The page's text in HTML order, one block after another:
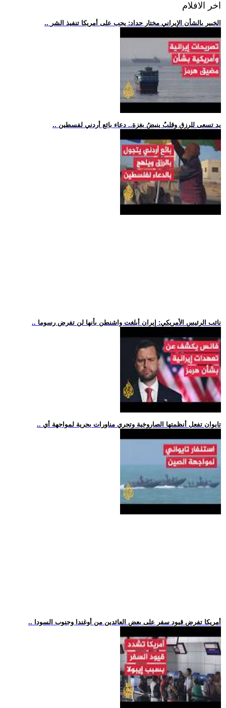
اخر الافلام
.. الخبير بالشأن الإيراني مختار حداد: يجب على أمريكا تنفيذ الشر
.. يد تسعى للرزق وقلبٌ ينبضُ بغزة.. دعاء بائع أردني لفسطين
.. نائب الرئيس الأمريكي: إيران أبلغت واشنطن بأنها لن تفرض رسوما
.. تايوان تفعل أنظمتها الصاروخية وتجري مناورات بحرية لمواجهة أي
.. أمريكا تفرض قيود سفر على بعض العائدين من أوغندا وجنوب السودا